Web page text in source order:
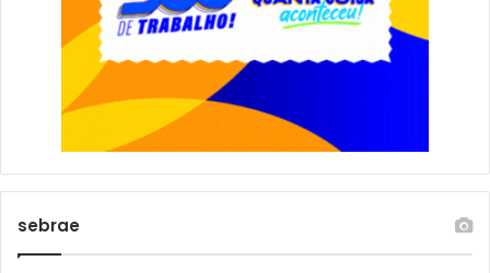
sebrae